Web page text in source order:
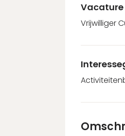
Vrijwilliger